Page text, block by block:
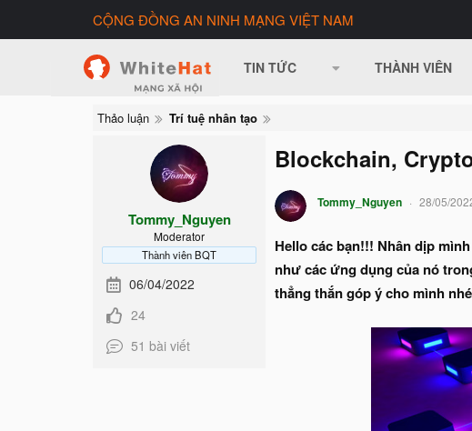
CỘNG ĐỒNG AN NINH MẠNG VIỆT NAM
TIN TỨC THÀNH VIÊN
Thảo luận Trí tuệ nhân tạo
Tommy_Nguyen
Moderator
Thành viên BQT
06/04/2022
24
51 bài viết
Blockchain,
Tommy_Nguyen 28/05/
Hello các bạn!!! Nhân dịp
như các ứng dụng của nó
thẳng thắn góp ý cho mình